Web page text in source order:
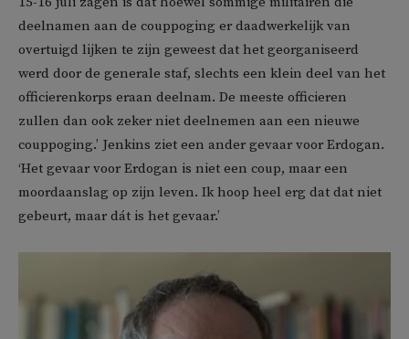
deelnamen aan de couppoging er daadwerkelijk van
overtuigd lijken te zijn geweest dat het georganiseerd
werd door de generale staf, slechts een klein deel van het
officierenkorps eraan deelnam. De meeste officieren
zullen dan ook zeker niet deelnemen aan een nieuwe
couppoging.’ Jenkins ziet een ander gevaar voor Erdogan.
‘Het gevaar voor Erdogan is niet een coup, maar een
moordaanslag op zijn leven. Ik hoop heel erg dat dat niet
gebeurt, maar dát is het gevaar.’